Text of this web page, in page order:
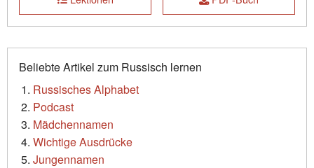
Beliebte Artikel zum Russisch lernen
Russisches Alphabet
Podcast
Mädchennamen
Wichtige Ausdrücke
Jungennamen